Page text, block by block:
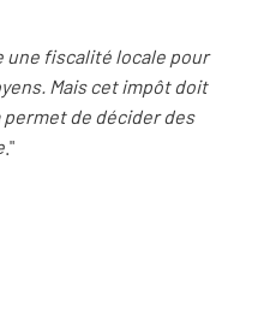
une fiscalité locale pour
Mais cet impôt doit
de décider des
."